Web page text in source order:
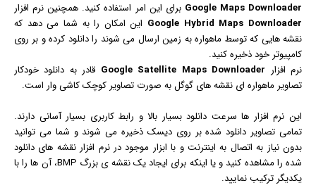
Google Maps Downloader برای این امر استفاده کنید. همچنین نرم افزار
Google Hybrid Maps Downloader این امکان را به شما می دهد که
نقشه هایی که توسط ماهواره به زمین ارسال می شوند را دانلود کرده و بر روی
کامپیوتر خود ذخیره کنید.
نرم افزار Google Satellite Maps Downloader قادر به دانلود خودکار
تصاویر ماهواره ای نقشه های گوگل به صورت تصاویر کوچک کاشی وار است.
این نرم افزار ها سرعت دانلود بسیار بالا و رابط کاربری بسیار آسانی دارند.
تمامی تصاویر دانلود شده بر روی دیسک ذخیره می شوند و شما می توانید
بدون نیاز به اتصال به اینترنت و با ابزار موجود در نرم افزار نقشه های دانلود
شده را مشاهده کنید و یا اینکه برای ایجاد یک نقشه ی بزرگ BMP، آن ها را با
یکدیگر ترکیب نمایید.